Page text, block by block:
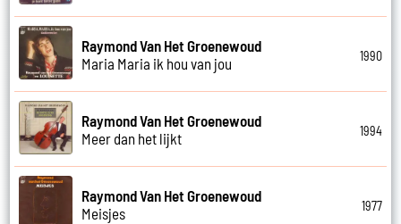
Raymond Van Het Groenewoud
Maria Maria ik hou van jou
1990
Raymond Van Het Groenewoud
Meer dan het lijkt
1994
Raymond Van Het Groenewoud
Meisjes
1977